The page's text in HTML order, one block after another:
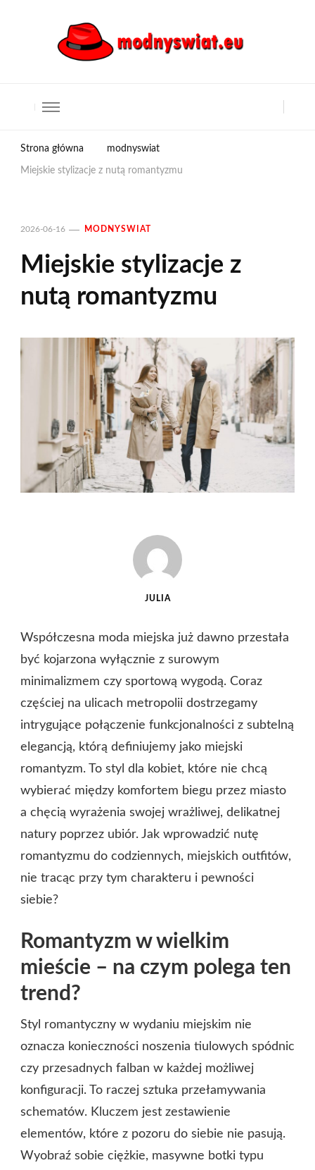
Strona główna modnyswiat
Miejskie stylizacje z nutą romantyzmu
2026-06-16 MODNYSWIAT
Miejskie stylizacje z
nutą romantyzmu
JULIA
Współczesna moda miejska już dawno przestała
być kojarzona wyłącznie z surowym
minimalizmem czy sportową wygodą. Coraz
częściej na ulicach metropolii dostrzegamy
intrygujące połączenie funkcjonalności z subtelną
elegancją, którą definiujemy jako miejski
romantyzm. To styl dla kobiet, które nie chcą
wybierać między komfortem biegu przez miasto
a chęcią wyrażenia swojej wrażliwej, delikatnej
natury poprzez ubiór. Jak wprowadzić nutę
romantyzmu do codziennych, miejskich outfitów,
nie tracąc przy tym charakteru i pewności
siebie?
Romantyzm w wielkim
mieście – na czym polega ten
trend?
Styl romantyczny w wydaniu miejskim nie
oznacza konieczności noszenia tiulowych spódnic
czy przesadnych falban w każdej możliwej
konfiguracji. To raczej sztuka przełamywania
schematów. Kluczem jest zestawienie
elementów, które z pozoru do siebie nie pasują.
Wyobraź sobie ciężkie, masywne botki typu